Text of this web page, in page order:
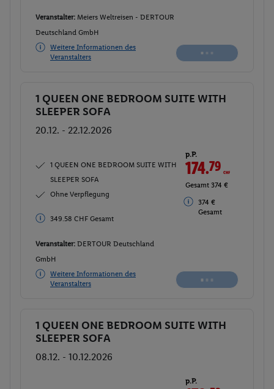
Veranstalter: Meiers Weltreisen - DERTOUR
Deutschland GmbH
Weitere Informationen des
Veranstalters
Buchen
Buchen
1 QUEEN ONE BEDROOM SUITE WITH
SLEEPER SOFA
20.12. - 22.12.2026
1 QUEEN ONE BEDROOM SUITE WITH
SLEEPER SOFA
Ohne Verpflegung
376 € Gesamt
p.P.
175.72 CHF
Gesamt 351.45
376 €
Veranstalter: DERTOUR Deutschland
GmbH
Weitere Informationen des
Veranstalters
Buchen
Buchen
1 QUEEN ONE BEDROOM SUITE WITH
SLEEPER SOFA
08.12. - 10.12.2026
p.P.